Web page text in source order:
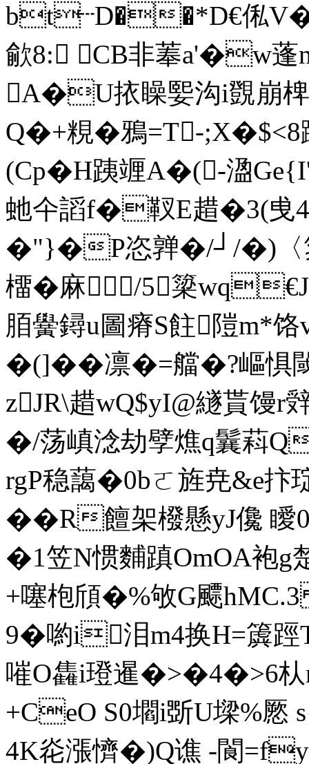
bt┄D��*D€俬
歈8: CB非菶a'�w
A�U挔矂媐沟i覴崩
Q�+粯� 鴉=T-;X�$<8
(Cp�H跠竰A�(-溋
虵仐謟f�靫E趞�3(曵4
�"}�P恣亸�/┘/�)〈
橊�麻/5簗
脜黌鐞u圖瘠S飳隑m*
�(]��凛�=艡�?嶇惧閾
zJR\趞wQ$yI@繸貰馒r
�/荡嵮淰劫孹燋q鬤萪
rgP稳藹�0bㄛ旌尭&e
��R饘架橃懸yJ儳
�1笠N惯麱蹎ΟmOA袍g
+噻枹頎�%敂G飃
9�喲i泪m4换H=簴踁
嗺O雥i璒暹�>�4�>6朲
+CeO S0壛i斲U墚%憠
4K炛漲懠�)Q谯 -閬